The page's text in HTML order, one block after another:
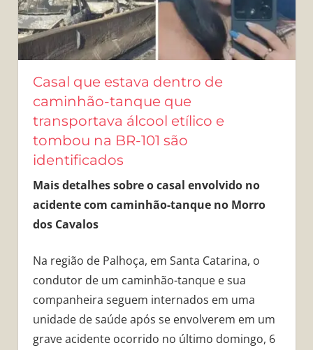
Casal que estava dentro de
caminhão-tanque que
transportava álcool etílico e
tombou na BR-101 são
identificados
Mais detalhes sobre o casal envolvido no
acidente com caminhão-tanque no Morro
dos Cavalos
Na região de Palhoça, em Santa Catarina, o
condutor de um caminhão-tanque e sua
companheira seguem internados em uma
unidade de saúde após se envolverem em um
grave acidente ocorrido no último domingo, 6